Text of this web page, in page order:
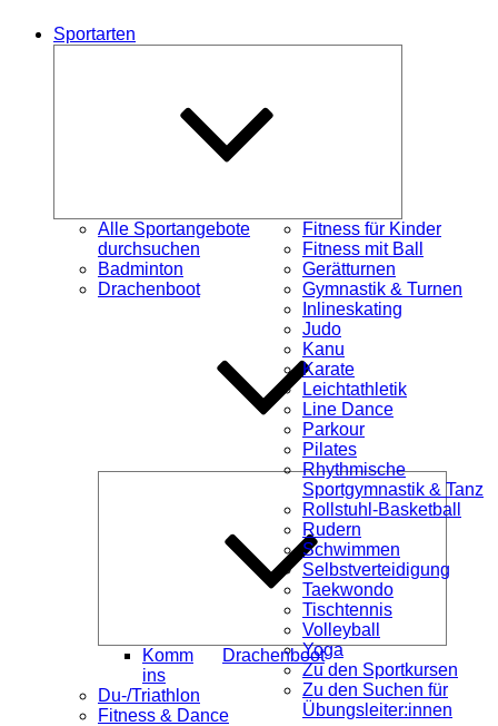
Sportarten
Alle Sportangebote
durchsuchen
Badminton
Drachenboot
öffnen
Komm
ins
Drachenboot
Du-/Triathlon
Fitness & Dance
Fitness für Kinder
Fitness mit Ball
Gerätturnen
Gymnastik & Turnen
Inlineskating
Judo
Kanu
Karate
Leichtathletik
Line Dance
Parkour
Pilates
Rhythmische
Sportgymnastik & Tanz
Rollstuhl-Basketball
Rudern
Schwimmen
Selbstverteidigung
Taekwondo
Tischtennis
Volleyball
Yoga
Zu den Sportkursen
Zu den Suchen für
Übungsleiter:innen